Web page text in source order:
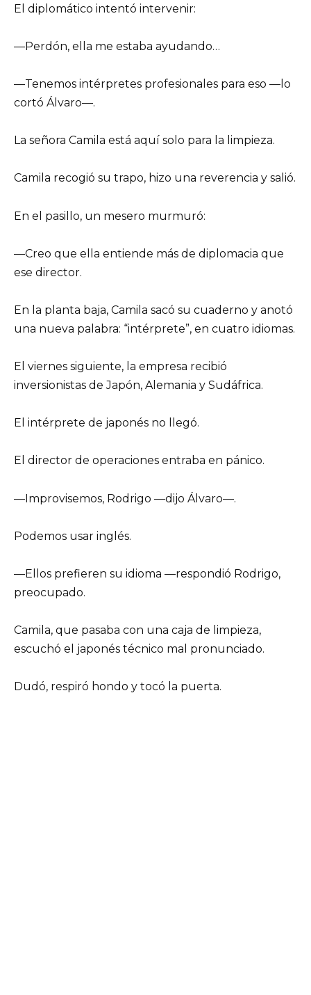
El diplomático intentó intervenir:
—Perdón, ella me estaba ayudando…
—Tenemos intérpretes profesionales para eso —lo
cortó Álvaro—.
La señora Camila está aquí solo para la limpieza.
Camila recogió su trapo, hizo una reverencia y salió.
En el pasillo, un mesero murmuró:
—Creo que ella entiende más de diplomacia que
ese director.
En la planta baja, Camila sacó su cuaderno y anotó
una nueva palabra: “intérprete”, en cuatro idiomas.
El viernes siguiente, la empresa recibió
inversionistas de Japón, Alemania y Sudáfrica.
El intérprete de japonés no llegó.
El director de operaciones entraba en pánico.
—Improvisemos, Rodrigo —dijo Álvaro—.
Podemos usar inglés.
—Ellos prefieren su idioma —respondió Rodrigo,
preocupado.
Camila, que pasaba con una caja de limpieza,
escuchó el japonés técnico mal pronunciado.
Dudó, respiró hondo y tocó la puerta.